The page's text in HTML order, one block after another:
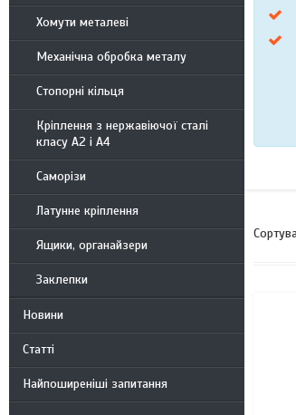
Хомути металеві
Механічна обробка металу
Стопорні кільця
Кріплення з нержавіючої сталі
класу А2 і А4
Саморізи
Латунне кріплення
Ящики, органайзери
Заклепки
Новини
Статті
Найпоширеніші запитання